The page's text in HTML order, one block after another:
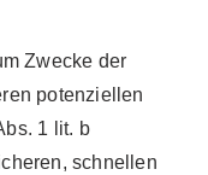
Zwecke der
potenziellen
1 lit. b
schnellen